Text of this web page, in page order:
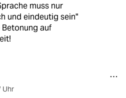
muss nur
und eindeutig sein"
auf
Uhr